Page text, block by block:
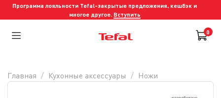
Программа лояльности Tefal-закрытые предложения, кешбэк и
многое другое. Вступить
0
Главная Кухонные аксессуары Ножи